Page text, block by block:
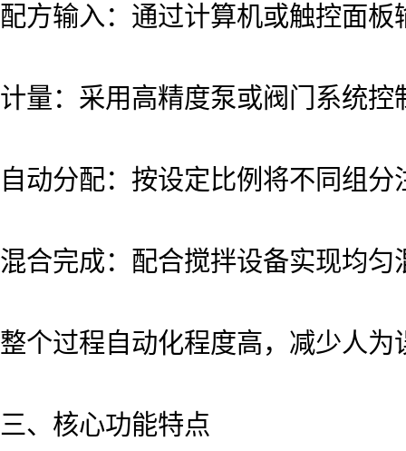
配方输入：通过计算机或触控面板
计量：采用高精度泵或阀门系统控
自动分配：按设定比例将不同组分
混合完成：配合搅拌设备实现均匀
整个过程自动化程度高，减少人为
三、核心功能特点